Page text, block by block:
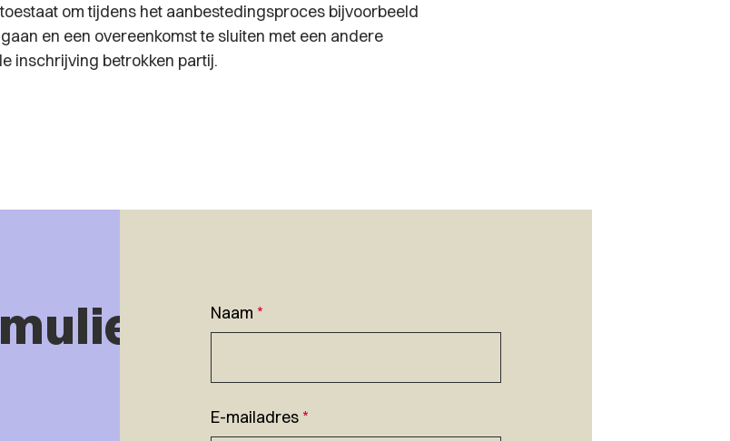
om tijdens het aanbestedingsproces bijvoorbeeld
en een overeenkomst te sluiten met een andere
inschrijving betrokken partij.
Naam *
E-mailadres *